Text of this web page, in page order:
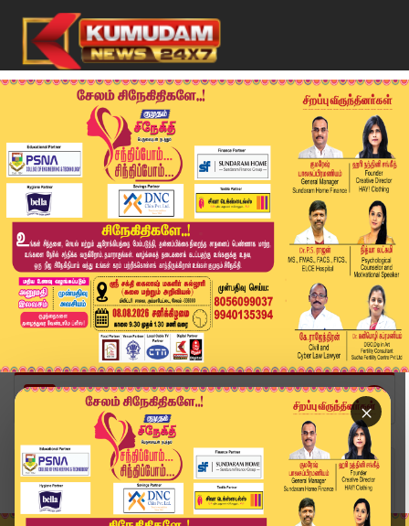
×
Home
இந்தியா
ஈஸ்டர் குண்டுவெடிப்பு வழக்கில் ராஜபக்சேவுக்கு ந...